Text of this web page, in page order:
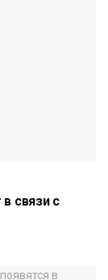
связи с